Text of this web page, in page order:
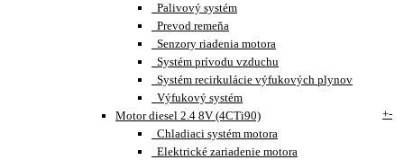
Palivový systém
Prevod remeňa
Senzory riadenia motora
Systém prívodu vzduchu
Systém recirkulácie výfukových plynov
Výfukový systém
Motor diesel 2.4 8V (4CTi90)
+-
Chladiaci systém motora
Elektrické zariadenie motora